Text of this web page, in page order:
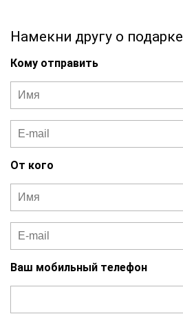
Намекни другу о подарке
Кому отправить
От кого
Ваш мобильный телефон